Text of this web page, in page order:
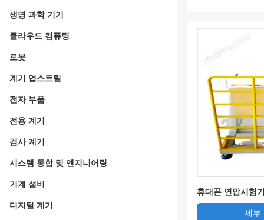
생명 과학 기기
클라우드 컴퓨팅
로봇
계기 업스트림
전자 부품
전용 계기
검사 계기
시스템 통합 및 엔지니어링
기계 설비
디지털 계기
휴대폰 연압시험
세부